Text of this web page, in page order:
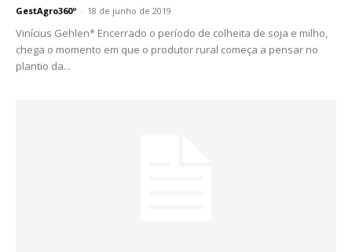
GestAgro360º - 18 de junho de 2019
Vinícius Gehlen* Encerrado o período de colheita de soja e milho,
chega o momento em que o produtor rural começa a pensar no
plantio da...